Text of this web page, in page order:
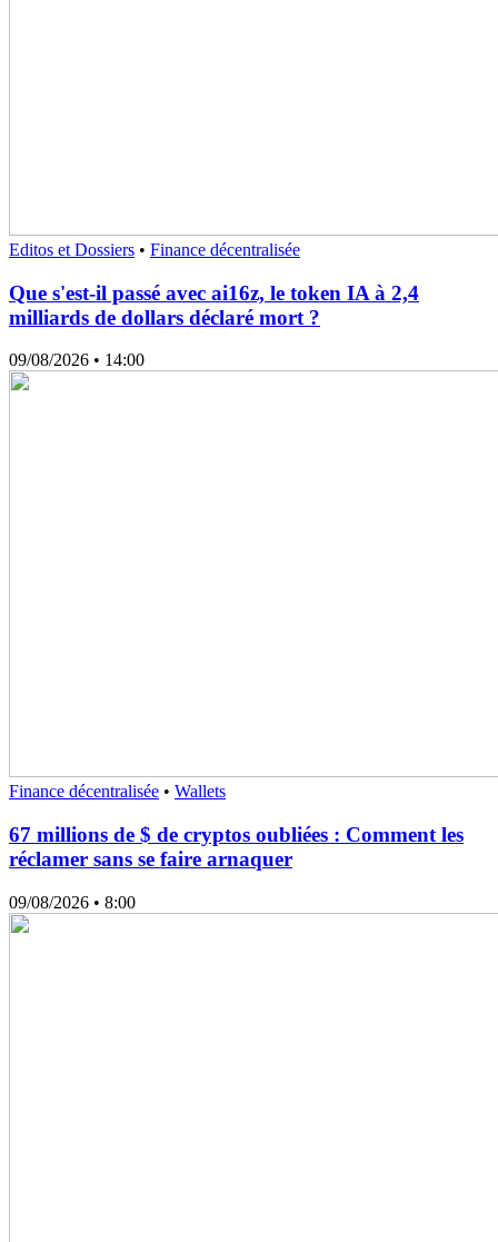
Editos et Dossiers • Finance décentralisée
Que s'est-il passé avec ai16z, le token IA à 2,4
milliards de dollars déclaré mort ?
09/08/2026 • 14:00
Finance décentralisée • Wallets
67 millions de $ de cryptos oubliées : Comment les
réclamer sans se faire arnaquer
09/08/2026 • 8:00